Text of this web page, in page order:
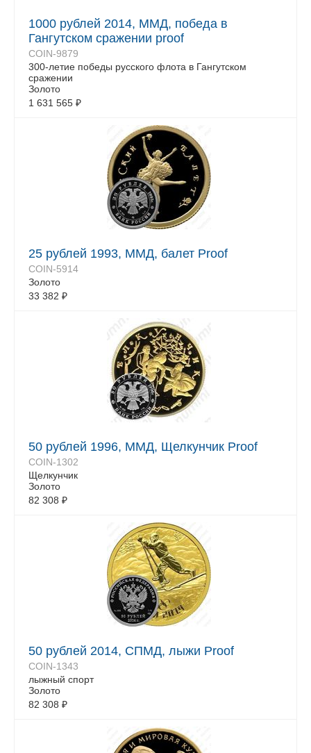
1000 рублей 2014, ММД, победа в
Гангутском сражении proof
COIN-9879
300-летие победы русского флота в Гангутском
сражении
Золото
1 631 565 ₽
25 рублей 1993, ММД, балет Proof
COIN-5914
Золото
33 382 ₽
50 рублей 1996, ММД, Щелкунчик Proof
COIN-1302
Щелкунчик
Золото
82 308 ₽
50 рублей 2014, СПМД, лыжи Proof
COIN-1343
лыжный спорт
Золото
82 308 ₽